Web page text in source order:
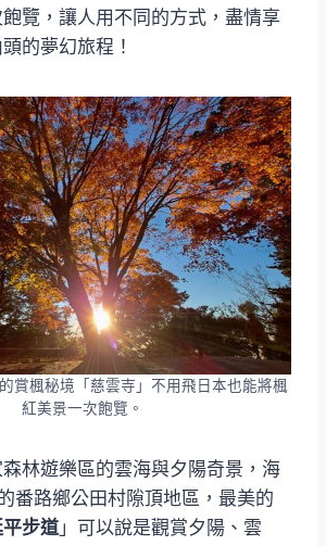
覽，讓人用不同的方式，盡情享
的夢幻旅程！
賞楓秘境「慈雲寺」不用飛日本也能將楓
紅美景一次飽覽。
林遊樂區的雲海與夕陽奇景，海
番路鄉公田村隙頂地區，最美的
步道」可以說是觀賞夕陽、雲